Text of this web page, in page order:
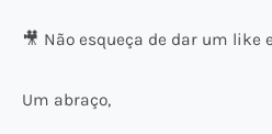
🎥 Não esqueça de dar um like
Um abraço,